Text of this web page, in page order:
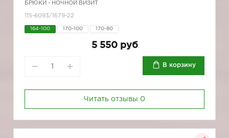
БРЮКИ - НОЧНОЙ ВИЗИТ
115-6093/1679-22
164-100 170-100 170-80
5 550 руб
В корзину
Читать отзывы 0